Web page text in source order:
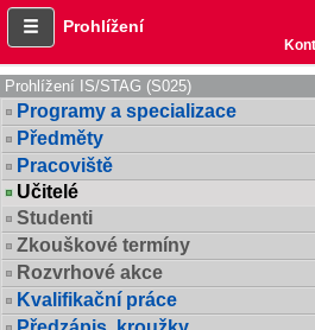
Prohlížení
Prohlížení IS/STAG (S025)
Programy a specializace
Předměty
Pracoviště
Učitelé
Studenti
Zkouškové termíny
Rozvrhové akce
Kvalifikační práce